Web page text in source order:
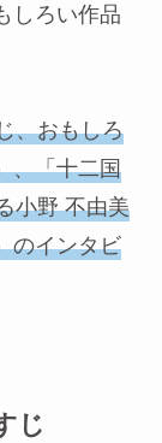
しろい作品
、おもしろ
、「十二国
小野 不由美
のインタビ
じ